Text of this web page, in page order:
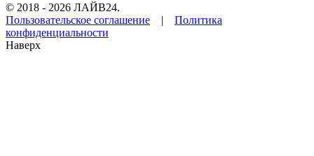
© 2018 - 2026 ЛАЙВ24.
Пользовательское соглашение | Политика
конфиденциальности
Наверх